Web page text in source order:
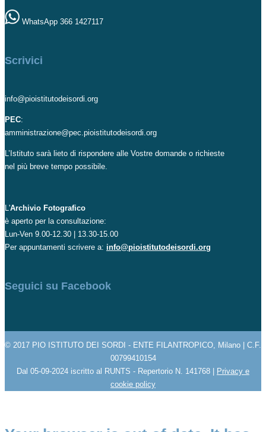
WhatsApp 366 1427117
Scrivici
info@pioistitutodeisordi.org
PEC:
amministrazione@pec.pioistitutodeisordi.org
L’Istituto sarà lieto di rispondere alle Vostre domande o richieste
nel più breve tempo possibile.
L'Archivio Fotografico
è aperto per la consultazione:
Lun-Ven 9.00-12.30 | 13.30-15.00
Per appuntamenti scrivere a: info@pioistitutodeisordi.org
Seguici su Facebook
© 2017 PIO ISTITUTO DEI SORDI - ENTE FILANTROPICO, Milano | C.F.
00799410154
Dal 05-09-2024 iscritto al RUNTS - Repertorio N. 141768 | Privacy e
cookie policy